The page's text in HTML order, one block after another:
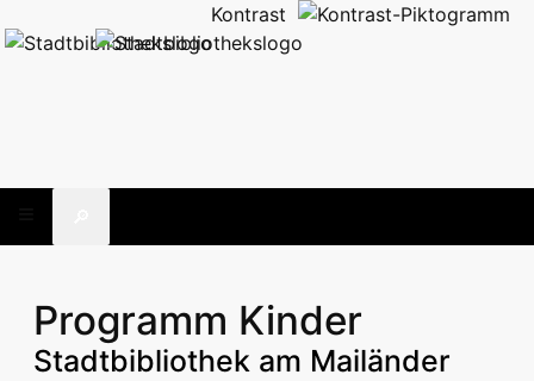
Kontrast
Programm Kinder
Stadtbibliothek am Mailänder